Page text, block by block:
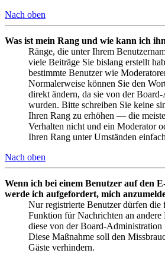
Nach oben
Was ist mein Rang und wie kann ich
Ränge, die unter Ihrem
viele Beiträge Sie bislang erstellt
bestimmte Benutzer wie
Normalerweise können Sie den
direkt ändern, da sie von der
wurden. Bitte schreiben Sie keine
Ihren Rang zu erhöhen — die
Verhalten nicht und ein Moderator
Ihren Rang unter Umständen
Nach oben
Wenn ich bei einem Benutzer auf den
werde ich aufgefordert, mich
Nur registrierte Benutzer dürfen
Funktion für Nachrichten an andere
diese von der Board-Administration
Diese Maßnahme soll den
Gäste verhindern.